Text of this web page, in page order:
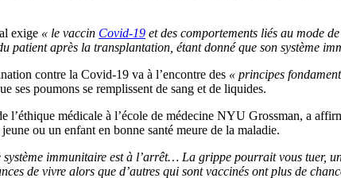
exige « le vaccin Covid-19 et des comportements liés au mode
patient après la transplantation, étant donné que son système
contre la Covid-19 va à l’encontre des « principes
ses poumons se remplissent de sang et de liquides.
médicale à l’école de médecine NYU Grossman, a
ou un enfant en bonne santé meure de la maladie.
immunitaire est à l’arrêt… La grippe pourrait vous tuer,
de vivre alors que d’autres qui sont vaccinés ont plus de